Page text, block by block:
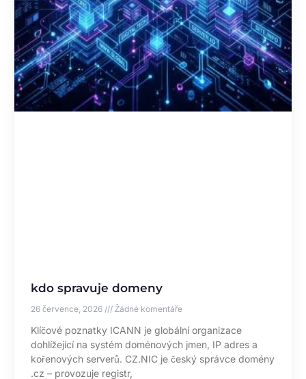
kdo spravuje domeny
26 července, 2026 Žádné komentáře
Klíčové poznatky ICANN je globální organizace
dohlížející na systém doménových jmen, IP adres a
kořenových serverů. CZ.NIC je český správce domény
.cz – provozuje registr,